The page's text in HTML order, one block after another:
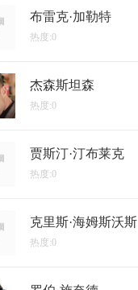
布雷克·加勒特
热度:0
杰森斯坦森
热度:0
贾斯汀·汀布莱克
热度:0
克里斯·海姆斯沃斯
热度:0